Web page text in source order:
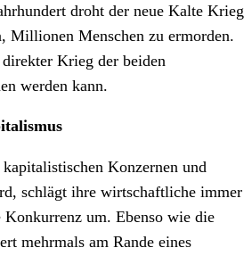
droht der neue Kalte Krieg
Millionen Menschen zu ermorden.
Krieg der beiden
werden kann.
Konzernen und
schlägt ihre wirtschaftliche immer
um. Ebenso wie die
mehrmals am Rande eines